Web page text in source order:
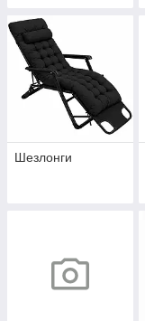
Шезлонги